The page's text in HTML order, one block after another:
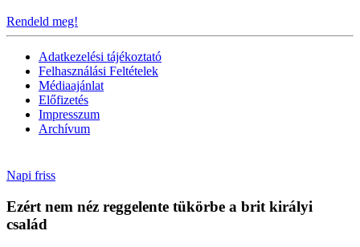
Rendeld meg!
Adatkezelési tájékoztató
Felhasználási Feltételek
Médiaajánlat
Előfizetés
Impresszum
Archívum
Napi friss
Ezért nem néz reggelente tükörbe a brit királyi
család